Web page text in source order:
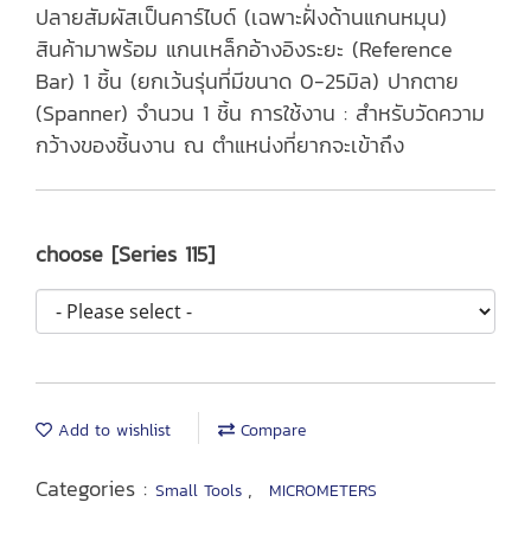
ปลายสัมผัสเป็นคาร์ไบด์ (เฉพาะฝั่งด้านแกนหมุน)
สินค้ามาพร้อม แกนเหล็กอ้างอิงระยะ (Reference
Bar) 1 ชิ้น (ยกเว้นรุ่นที่มีขนาด 0-25มิล) ปากตาย
(Spanner) จำนวน 1 ชิ้น การใช้งาน : สำหรับวัดความ
กว้างของชิ้นงาน ณ ตำแหน่งที่ยากจะเข้าถึง
choose [Series 115]
Add to wishlist Compare
Categories : Small Tools , MICROMETERS